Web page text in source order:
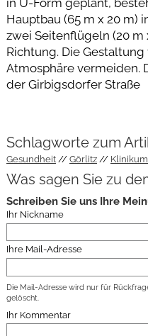
in U-Form geplant,
Hauptbau (65 m x 20 m)
zwei Seitenflügeln (20 m
Richtung. Die
Atmosphäre vermeiden.
der Girbigsdorfer Straße
Schlagworte zum
Gesundheit Görlitz Klinikum
Was sagen Sie zu
Schreiben Sie uns Ihre
Ihr Nickname
Ihre Mail-Adresse
Die Mail-Adresse wird nur für
gelöscht.
Ihr Kommentar